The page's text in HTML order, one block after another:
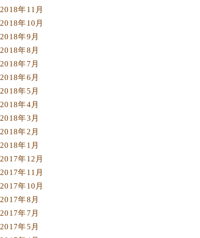
2018年11月
2018年10月
2018年9月
2018年8月
2018年7月
2018年6月
2018年5月
2018年4月
2018年3月
2018年2月
2018年1月
2017年12月
2017年11月
2017年10月
2017年8月
2017年7月
2017年5月